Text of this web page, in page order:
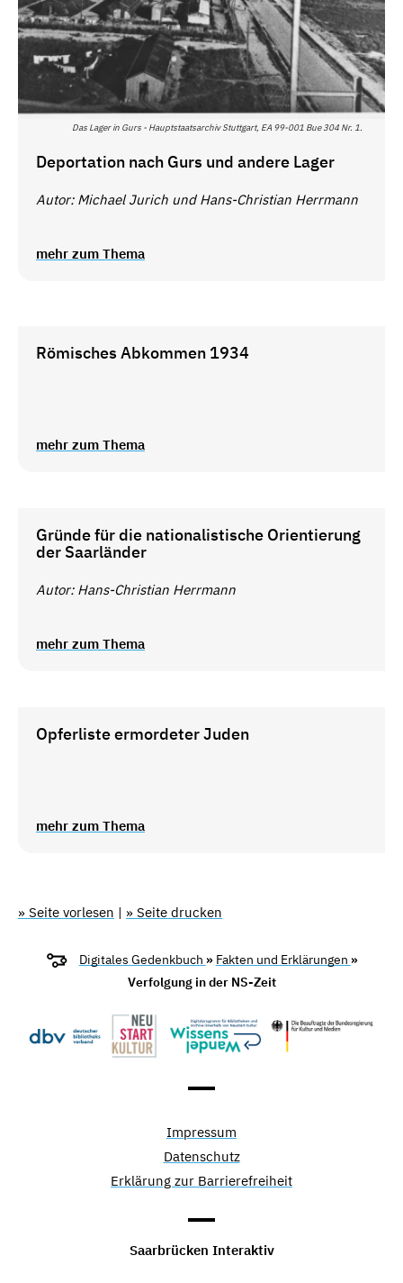
Das Lager in Gurs - Hauptstaatsarchiv Stuttgart, EA 99-001 Bue 304 Nr. 1.
Deportation nach Gurs und andere Lager
Autor: Michael Jurich und Hans-Christian Herrmann
mehr zum Thema
Römisches Abkommen 1934
mehr zum Thema
Gründe für die nationalistische Orientierung
der Saarländer
Autor: Hans-Christian Herrmann
mehr zum Thema
Opferliste ermordeter Juden
mehr zum Thema
» Seite vorlesen | » Seite drucken
Digitales Gedenkbuch » Fakten und Erklärungen »
Verfolgung in der NS-Zeit
Impressum
Datenschutz
Erklärung zur Barrierefreiheit
Saarbrücken Interaktiv